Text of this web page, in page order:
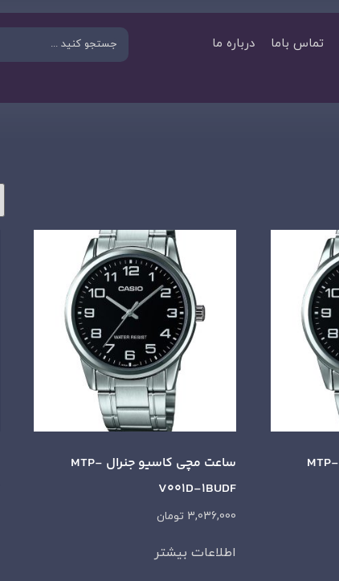
تماس باما درباره ما
ساعت مچی کاسیو جنرال MTP-
ساعت مچی کاسیو جنرال MTP-
V001D-1BUDF
3,036,000 تومان
اطلاعات بیشتر